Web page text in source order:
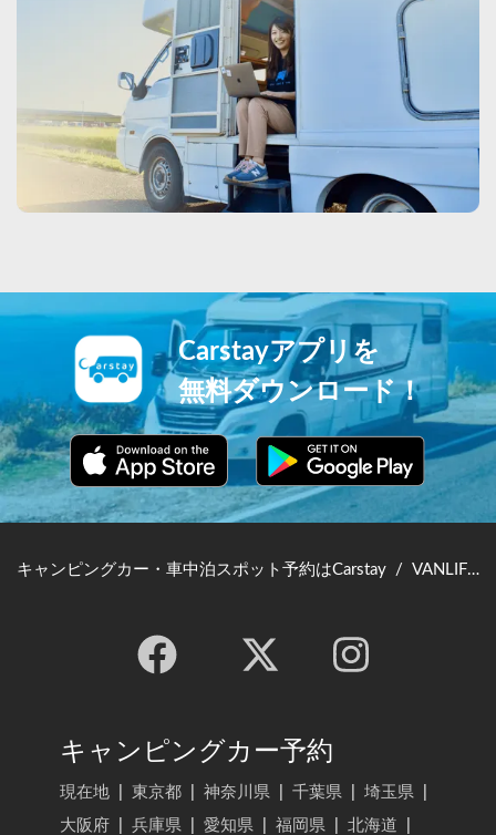
Carstayアプリを
無料ダウンロード！
キャンピングカー・車中泊スポット予約はCarstay / VANLIFE JAPAN TOP
キャンピングカー予約
現在地 東京都 神奈川県 千葉県 埼玉県
大阪府
兵庫県 愛知県 福岡県 北海道